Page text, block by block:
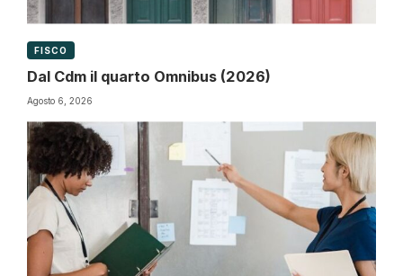
FISCO
Dal Cdm il quarto Omnibus (2026)
Agosto 6, 2026